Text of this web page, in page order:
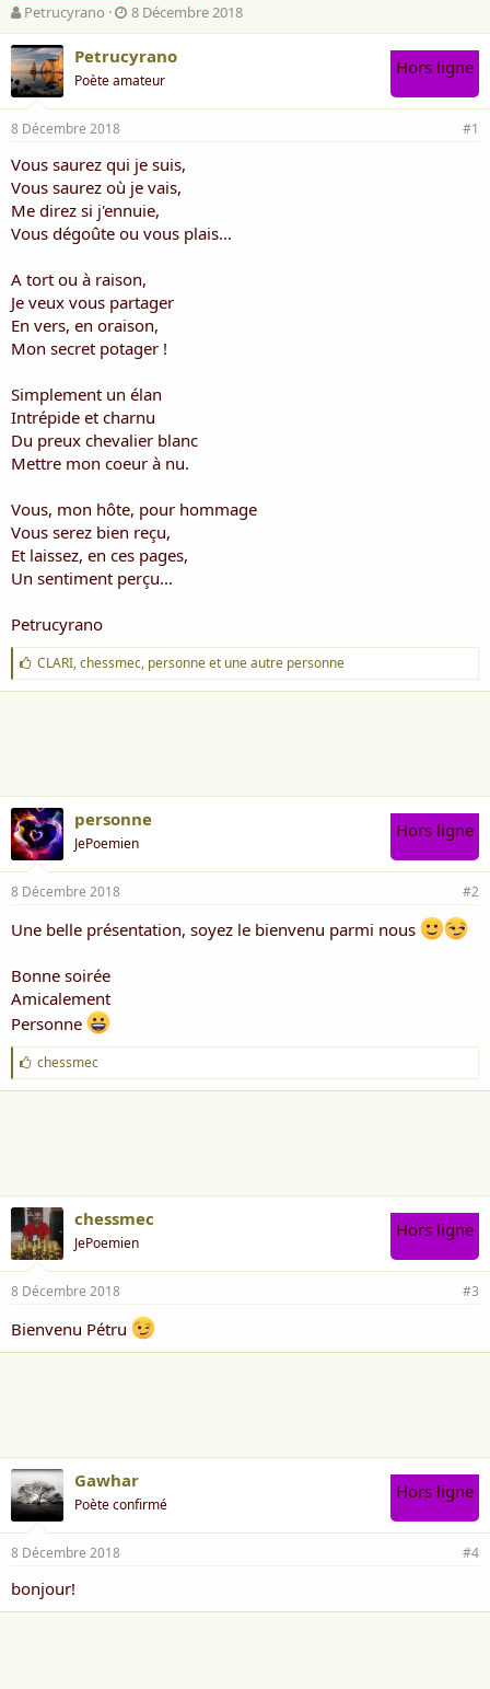
A
u
t
e
u
r
d
e
l
a
d
i
u
s
s
i
Petrucyrano
D
a
t
e
d
e
é
b
u
t
8 Décembre 2018
Petrucyrano
Poète amateur
Hors ligne
8 Décembre 2018 #1
Vous saurez qui je suis,
Vous saurez où je vais,
Me direz si j'ennuie,
Vous dégoûte ou vous plais...
A tort ou à raison,
Je veux vous partager
En vers, en oraison,
Mon secret potager !
Simplement un élan
Intrépide et charnu
Du preux chevalier blanc
Mettre mon coeur à nu.
Vous, mon hôte, pour hommage
Vous serez bien reçu,
Et laissez, en ces pages,
Un sentiment perçu...
Petrucyrano
J
'
a
CLARI,chessmec, personneet une autre personne
personne
JePoemien
Hors ligne
8 Décembre 2018 #2
Une belle présentation, soyez le bienvenu parmi nous
Bonne soirée
Amicalement
Personne
J
'
a
chessmec
chessmec
JePoemien
Hors ligne
8 Décembre 2018 #3
Bienvenu Pétru
Gawhar
Poète confirmé
Hors ligne
8 Décembre 2018 #4
bonjour!